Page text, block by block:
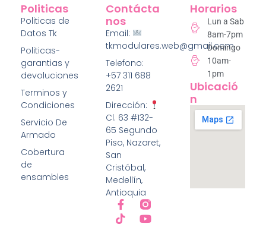
Politicas
Politicas de
Datos Tk
Politicas-
garantias y
devoluciones
Terminos y
Condiciones
Servicio De
Armado
Cobertura
de
ensambles
Contácta
Nos
Email:
tkmodulares.web@gmail.com
Telefono:
+57 311 688
2621
Dirección:
Cl. 63 #132-
65 Segundo
Piso, Nazaret,
San
Cristóbal,
Medellín,
Antioquia
Horarios
Lun a Sab
8am-7pm
Domingo
10am-
1pm
Ubicació
N